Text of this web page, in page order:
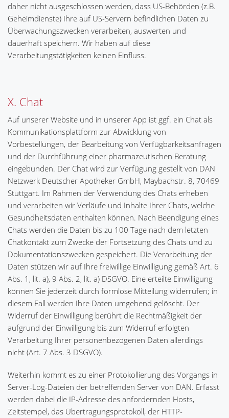
daher nicht ausgeschlossen werden, dass US-Behörden (z.B.
Geheimdienste) Ihre auf US-Servern befindlichen Daten zu
Überwachungszwecken verarbeiten, auswerten und
dauerhaft speichern. Wir haben auf diese
Verarbeitungstätigkeiten keinen Einfluss.
X. Chat
Auf unserer Website und in unserer App ist ggf. ein Chat als
Kommunikationsplattform zur Abwicklung von
Vorbestellungen, der Bearbeitung von Verfügbarkeitsanfragen
und der Durchführung einer pharmazeutischen Beratung
eingebunden. Der Chat wird zur Verfügung gestellt von DAN
Netzwerk Deutscher Apotheker GmbH, Maybachstr. 8, 70469
Stuttgart. Im Rahmen der Verwendung des Chats erheben
und verarbeiten wir Verläufe und Inhalte Ihrer Chats, welche
Gesundheitsdaten enthalten können. Nach Beendigung eines
Chats werden die Daten bis zu 100 Tage nach dem letzten
Chatkontakt zum Zwecke der Fortsetzung des Chats und zu
Dokumentationszwecken gespeichert. Die Verarbeitung der
Daten stützen wir auf Ihre freiwillige Einwilligung gemäß Art. 6
Abs. 1, lit. a), 9 Abs. 2, lit. a) DSGVO. Eine erteilte Einwilligung
können Sie jederzeit durch formlose Mitteilung widerrufen; in
diesem Fall werden Ihre Daten umgehend gelöscht. Der
Widerruf der Einwilligung berührt die Rechtmäßigkeit der
aufgrund der Einwilligung bis zum Widerruf erfolgten
Verarbeitung Ihrer personenbezogenen Daten allerdings
nicht (Art. 7 Abs. 3 DSGVO).
Weiterhin kommt es zu einer Protokollierung des Vorgangs in
Server-Log-Dateien der betreffenden Server von DAN. Erfasst
werden dabei die IP-Adresse des anfordernden Hosts,
Zeitstempel, das Übertragungsprotokoll, der HTTP-